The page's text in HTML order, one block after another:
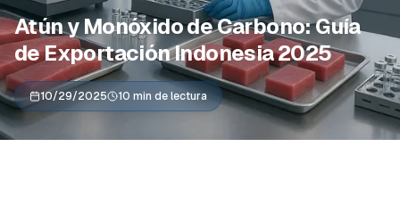
Atún y Monóxido de Carbono: Guía
de Exportación Indonesia 2025
10/29/2025 10 min de lectura